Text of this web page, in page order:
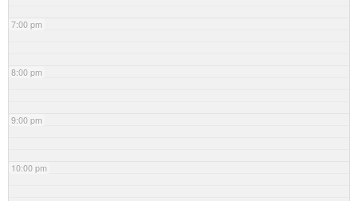
7:00 pm
8:00 pm
9:00 pm
10:00 pm